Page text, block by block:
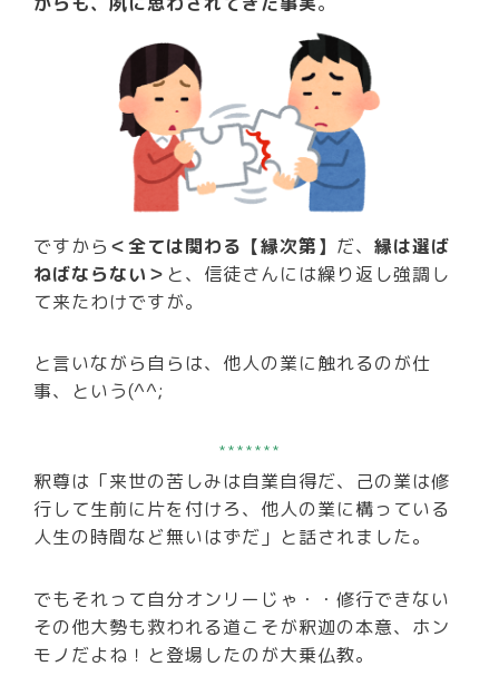
ですから ＜全ては関わる【縁次第】 だ、縁は選ば
ねばならない＞ と、信徒さんには繰り返し強調し
て来たわけですが。
と言いながら自らは、他人の業に触れるのが仕
事、という(^^;
*******
釈尊は「来世の苦しみは自業自得だ、己の業は修
行して生前に片を付けろ、他人の業に構っている
人生の時間など無いはずだ」と話されました。
でもそれって自分オンリーじゃ・・修行できない
その他大勢も救われる道こそが釈迦の本意、ホン
モノだよね！と登場したのが大乗仏教。